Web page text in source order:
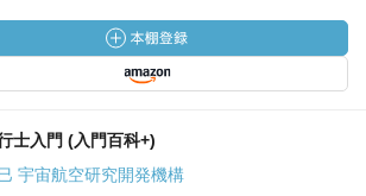
士入門 (入門百科+)
宇宙航空研究開発機構